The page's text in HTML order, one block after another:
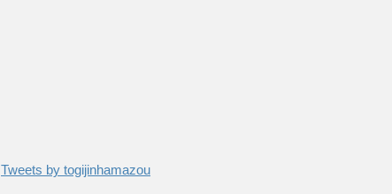
Tweets by togijinhamazou